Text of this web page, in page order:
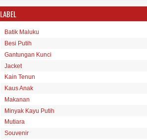
Akar Bahar
15
LABEL
Batik Maluku
Besi Putih
Gantungan Kunci
Jacket
Kain Tenun
Kaus Anak
Makanan
Minyak Kayu Putih
Mutiara
Souvenir